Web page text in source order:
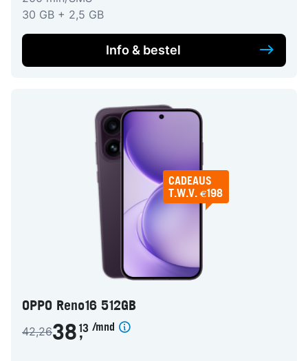
30 GB + 2,5 GB
Info & bestel
CADEAUS
T.W.V. €198
OPPO Reno16 512GB
42,2638 ,
13 /mnd